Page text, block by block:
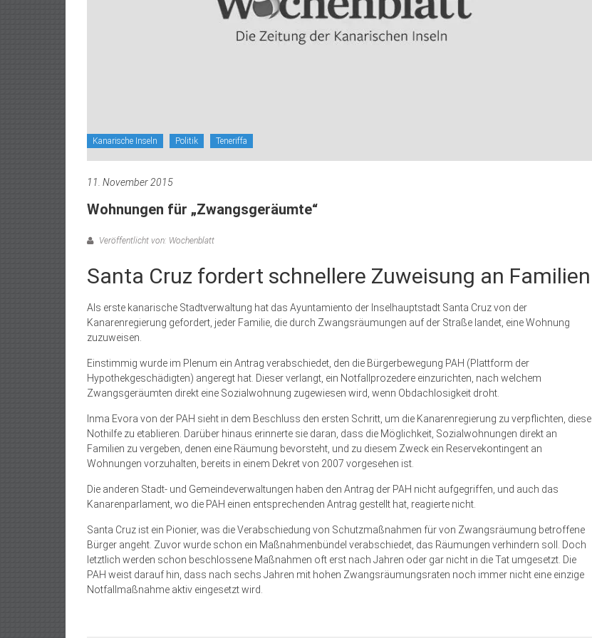
Kanarische Inseln Politik Teneriffa
11. November 2015
Wohnungen für „Zwangsgeräumte“
Veröffentlicht von: Wochenblatt
Santa Cruz fordert schnellere Zuweisung an Familien
Als erste kanarische Stadtverwaltung hat das Ayuntamiento der Inselhauptstadt Santa Cruz von der
Kanarenregierung gefordert, jeder Familie, die durch Zwangsräumungen auf der Straße landet, eine Wohnung
zuzuweisen.
Einstimmig wurde im Plenum ein Antrag verabschiedet, den die Bürgerbewegung PAH (Plattform der
Hypothekgeschädigten) angeregt hat. Dieser verlangt, ein Notfallprozedere einzurichten, nach welchem
Zwangsgeräumten direkt eine Sozialwohnung zugewiesen wird, wenn Obdachlosigkeit droht.
Inma Evora von der PAH sieht in dem Beschluss den ersten Schritt, um die Kanarenregierung zu verpflichten, diese
Nothilfe zu etablieren. Darüber hinaus erinnerte sie daran, dass die Möglichkeit, Sozialwohnungen direkt an
Familien zu vergeben, denen eine Räumung bevorsteht, und zu diesem Zweck ein Reservekontingent an
Wohnungen vorzuhalten, bereits in einem Dekret von 2007 vorgesehen ist.
Die anderen Stadt- und Gemeindeverwaltungen haben den Antrag der PAH nicht aufgegriffen, und auch das
Kanarenparlament, wo die PAH einen entsprechenden Antrag gestellt hat, reagierte nicht.
Santa Cruz ist ein Pionier, was die Verabschiedung von Schutzmaßnahmen für von Zwangsräumung betroffene
Bürger angeht. Zuvor wurde schon ein Maßnahmenbündel verabschiedet, das Räumungen verhindern soll. Doch
letztlich werden schon beschlossene Maßnahmen oft erst nach Jahren oder gar nicht in die Tat umgesetzt. Die
PAH weist darauf hin, dass nach sechs Jahren mit hohen Zwangsräumungsraten noch immer nicht eine einzige
Notfallmaßnahme aktiv eingesetzt wird.